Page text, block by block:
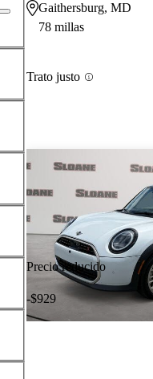
Gaithersburg, MD
78 millas
Trato justo
Precio reducido
-$929